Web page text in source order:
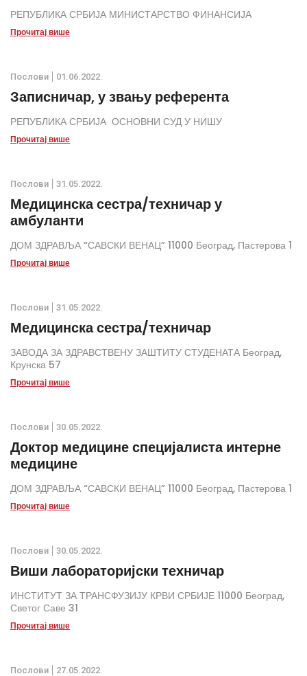
РЕПУБЛИКА СРБИЈА МИНИСТАРСТВО ФИНАНСИЈА
Прочитај више
Послови 01.06.2022.
Записничар, у звању референта
РЕПУБЛИКА СРБИЈА ОСНОВНИ СУД У НИШУ
Прочитај више
Послови 31.05.2022.
Медицинска сестра/техничар у
амбуланти
ДОМ ЗДРАВЉА “САВСКИ ВЕНАЦ” 11000 Београд, Пастерова 1
Прочитај више
Послови 31.05.2022.
Медицинска сестра/техничар
ЗАВОДА ЗА ЗДРАВСТВЕНУ ЗАШТИТУ СТУДЕНАТА Београд,
Крунска 57
Прочитај више
Послови 30.05.2022.
Доктор медицине специјалиста интерне
медицине
ДОМ ЗДРАВЉА “САВСКИ ВЕНАЦ” 11000 Београд, Пастерова 1
Прочитај више
Послови 30.05.2022.
Виши лабораторијски техничар
ИНСТИТУТ ЗА ТРАНСФУЗИЈУ КРВИ СРБИЈЕ 11000 Београд,
Светог Саве 31
Прочитај више
Послови 27.05.2022.